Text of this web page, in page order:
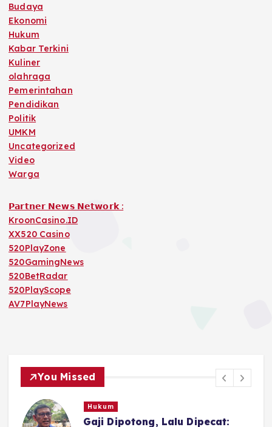
Budaya
Ekonomi
Hukum
Kabar Terkini
Kuliner
olahraga
Pemerintahan
Pendidikan
Politik
UMKM
Uncategorized
Video
Warga
𝗣𝗮𝗿𝘁𝗻𝗲𝗿 𝗡𝗲𝘄𝘀 𝗡𝗲𝘁𝘄𝗼𝗿𝗸 :
KroonCasino.ID
XX520 Casino
520PlayZone
520GamingNews
520BetRadar
520PlayScope
AV7PlayNews
You Missed
Hukum
Gaji Dipotong, Lalu Dipecat: